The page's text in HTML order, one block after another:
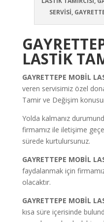
SERVİSİ,
LASTİK
GAYRETTEPE MOBİL
veren servisimiz özel
Tamir ve Değişim
Yolda kalmanız
firmamız ile iletişime
sürede kurtulursunuz.
GAYRETTEPE MOBİL
faydalanmak için
olacaktır.
GAYRETTEPE MOBİL
kısa süre içerisinde